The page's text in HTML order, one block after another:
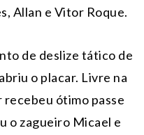
Allan e Vitor Roque.
de deslize tático de
o placar. Livre na
recebeu ótimo passe
o zagueiro Micael e